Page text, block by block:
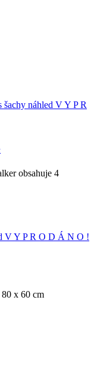
náhled V Y P R
obsahuje 4
V Y P R O D Á N O !
x 60 cm